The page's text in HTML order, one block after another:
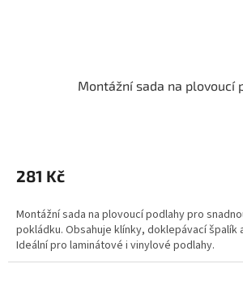
Montážní sada na plovoucí
281 Kč
Montážní sada na plovoucí podlahy pro
pokládku. Obsahuje klínky, doklepávací špalík
Ideální pro laminátové i vinylové podlahy.